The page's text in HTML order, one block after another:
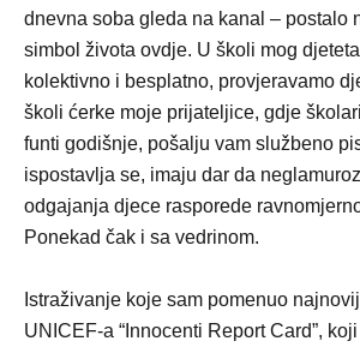
dnevna soba gleda na kanal – postalo
simbol života ovdje. U školi mog
kolektivno i besplatno, provjeravamo
školi ćerke moje prijateljice, gdje
funti godišnje, pošalju vam službeno
ispostavlja se, imaju dar da
odgajanja djece rasporede
Ponekad čak i sa vedrinom.
Istraživanje koje sam pomenuo
UNICEF-a “Innocenti Report Card”,